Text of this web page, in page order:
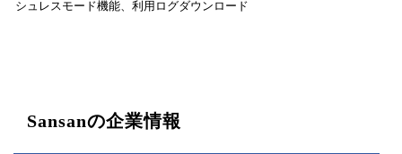
シュレスモード機能、利用ログダウンロード
Sansanの企業情報